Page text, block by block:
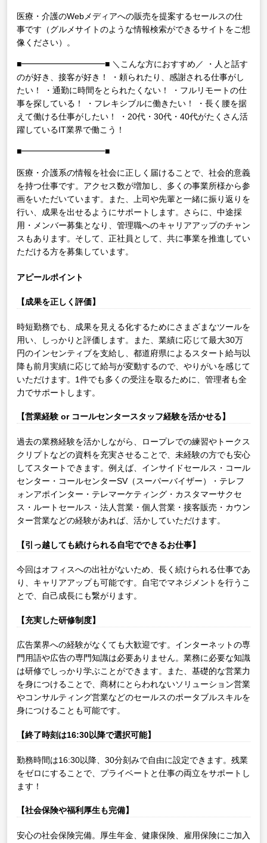
医療・介護のWebメディアへの販売を提案するセールスの仕
事です（グルメサイトのような情報検索ができるサイトをご想
像ください）。
■━━━━━━━━━━■ ＼こんな方におすすめ／
・人と話す
のが好き、接客が好き！
・頼られたり、感謝される仕事がし
たい！
・通勤に時間をとられたくない！
・フルリモートの仕
事を探している！
・フレキシブルに働きたい！
・長く腰を据
えて働ける仕事がしたい！
・20代・30代・40代がたくさん活
躍しているIT業界で働こう！
■━━━━━━━━━━■
医療・介護系の情報を社会に正しく届けることで、社会的意義
を持つ仕事です。アクセス数が増加し、多くの事業所様から参
画をいただいています。また、上司や先輩と一緒に振り返りを
行い、成果を出せるようにサポートします。さらに、中途採
用・メンバー募集となり、管理職へのキャリアアップのチャン
スもあります。そして、正社員として、共に事業を推進してい
ただける方を募集しています。
アピールポイント
【成果を正しく評価】
時短勤務でも、成果を見える化するためにさまざまなツールを
用い、しっかりと評価します。また、業績に応じて最大30万
円のインセンティブを支給し、都道府県によるスタート給与以
降も前月実績に応じて給与が変動するので、やりがいを感じて
いただけます。1件でも多くの受注を取るために、管理者も全
力でサポートします。
【営業経験 or コールセンタースタッフ経験を活かせる】
過去の業務経験を活かしながら、ロープレでの練習やトークス
クリプトなどの資料を充実させることで、未経験の方でも安心
してスタートできます。例えば、インサイドセールス・コール
センター・コールセンターSV（スーパーバイザー）・テレフ
ォンアポインター・テレマーケティング・カスタマーサクセ
ス・ルートセールス・法人営業・個人営業・接客販売・カウン
ター営業などの経験があれば、活かしていただけます。
【引っ越しても続けられる自宅でできるお仕事】
今回はオフィスへの出社がないため、長く続けられる仕事であ
り、キャリアアップも可能です。自宅でマネジメントを行うこ
とで、自己成長にも繋がります。
【充実した研修制度】
広告業界への経験がなくても大歓迎です。インターネットの専
門用語や広告の専門知識は必要ありません。業務に必要な知識
は研修でしっかり学ぶことができます。また、基礎的な営業力
を身につけることで、商材にとらわれないソリューション営業
やコンサルティング営業などのセールスのポータブルスキルを
身につけることも可能です。
【終了時刻は16:30以降で選択可能】
勤務時間は16:30以降、30分刻みで自由に設定できます。残業
をゼロにすることで、プライベートと仕事の両立をサポートし
ます！
【社会保険や福利厚生も完備】
安心の社会保険完備。厚生年金、健康保険、雇用保険にご加入